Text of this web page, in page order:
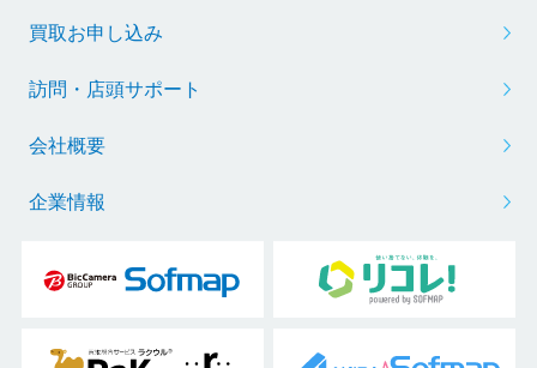
買取お申し込み
訪問・店頭サポート
会社概要
企業情報